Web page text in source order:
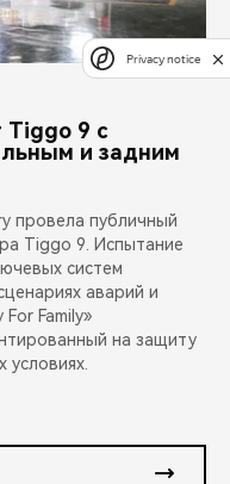
Tiggo 9 с
и задним
провела публичный
Tiggo 9. Испытание
систем
аварий и
Family»
на защиту
Privacy notice